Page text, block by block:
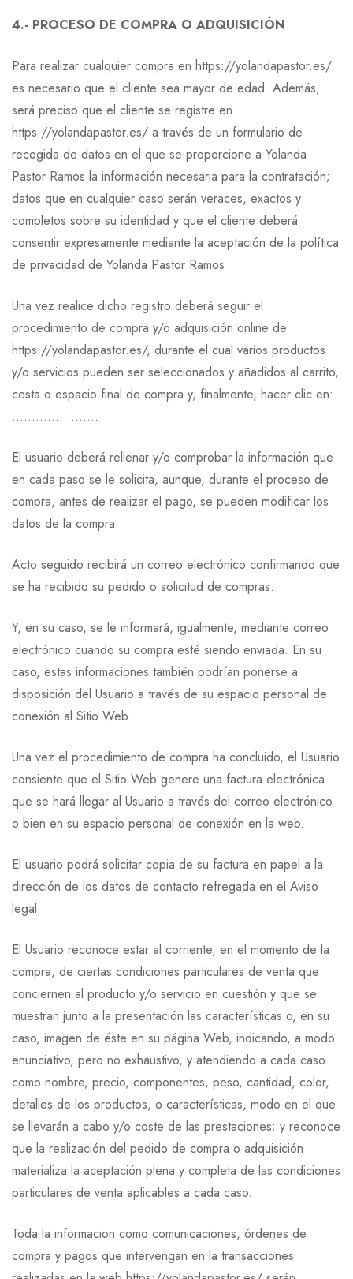
4.- PROCESO DE COMPRA O ADQUISICIÓN
Para realizar cualquier compra en https://yolandapastor.es/
es necesario que el cliente sea mayor de edad. Además,
será preciso que el cliente se registre en
https://yolandapastor.es/ a través de un formulario de
recogida de datos en el que se proporcione a Yolanda
Pastor Ramos la información necesaria para la contratación;
datos que en cualquier caso serán veraces, exactos y
completos sobre su identidad y que el cliente deberá
consentir expresamente mediante la aceptación de la política
de privacidad de Yolanda Pastor Ramos
Una vez realice dicho registro deberá seguir el
procedimiento de compra y/o adquisición online de
https://yolandapastor.es/, durante el cual varios productos
y/o servicios pueden ser seleccionados y añadidos al carrito,
cesta o espacio final de compra y, finalmente, hacer clic en:
………………….
El usuario deberá rellenar y/o comprobar la información que
en cada paso se le solicita, aunque, durante el proceso de
compra, antes de realizar el pago, se pueden modificar los
datos de la compra.
Acto seguido recibirá un correo electrónico confirmando que
se ha recibido su pedido o solicitud de compras.
Y, en su caso, se le informará, igualmente, mediante correo
electrónico cuando su compra esté siendo enviada. En su
caso, estas informaciones también podrían ponerse a
disposición del Usuario a través de su espacio personal de
conexión al Sitio Web.
Una vez el procedimiento de compra ha concluido, el Usuario
consiente que el Sitio Web genere una factura electrónica
que se hará llegar al Usuario a través del correo electrónico
o bien en su espacio personal de conexión en la web.
El usuario podrá solicitar copia de su factura en papel a la
dirección de los datos de contacto refregada en el Aviso
legal.
El Usuario reconoce estar al corriente, en el momento de la
compra, de ciertas condiciones particulares de venta que
conciernen al producto y/o servicio en cuestión y que se
muestran junto a la presentación las características o, en su
caso, imagen de éste en su página Web, indicando, a modo
enunciativo, pero no exhaustivo, y atendiendo a cada caso
como nombre, precio, componentes, peso, cantidad, color,
detalles de los productos, o características, modo en el que
se llevarán a cabo y/o coste de las prestaciones; y reconoce
que la realización del pedido de compra o adquisición
materializa la aceptación plena y completa de las condiciones
particulares de venta aplicables a cada caso.
Toda la informacion como comunicaciones, órdenes de
compra y pagos que intervengan en la transacciones